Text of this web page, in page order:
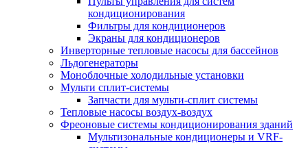
кондиционирования
Фильтры для кондиционеров
Экраны для кондиционеров
Инверторные тепловые насосы для бассейнов
Льдогенераторы
Моноблочные холодильные установки
Мульти сплит-системы
Запчасти для мульти-сплит системы
Тепловые насосы воздух-воздух
Фреоновые системы кондиционирования зданий
Мультизональные кондиционеры и VRF-